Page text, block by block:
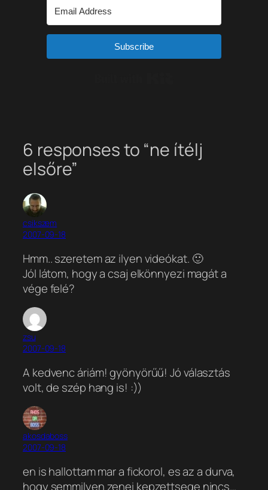
Subscribe
6 responses to “ne ítélj
elsőre”
csikszem
2007-09-18
Hmm.. szeretem az ilyen videókat. 🙂
Jól látom, hogy a csaj elkönnyezi magát a
vége felé?
zsu
2007-09-18
A kedvenc áriám! gyönyörűű! Jó választás
volt, de szép hang is! :))
akosdaboss
2007-09-18
en is hallottam mar a fickorol, es az a durva,
hogy semmilyen zenei kepzettsege nincs…